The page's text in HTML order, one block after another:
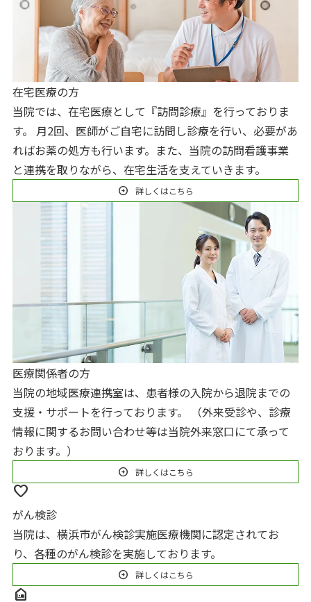
在宅医療の方
当院では、在宅医療として『訪問診療』を行っておりま
す。 月2回、医師がご自宅に訪問し診療を行い、必要があ
ればお薬の処方も行います。また、当院の訪問看護事業
と連携を取りながら、在宅生活を支えていきます。
arrow_circle_right 詳しくはこちら
医療関係者の方
当院の地域医療連携室は、患者様の入院から退院までの
支援・サポートを行っております。 （外来受診や、診療
情報に関するお問い合わせ等は当院外来窓口にて承って
おります。）
arrow_circle_right 詳しくはこちら
favorite
がん検診
当院は、横浜市がん検診実施医療機関に認定されてお
り、各種のがん検診を実施しております。
arrow_circle_right 詳しくはこちら
night_shelter